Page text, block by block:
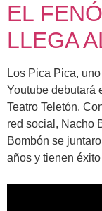
EL
LLEGA
Los Pica Pica,
Youtube debutará
Teatro Teletón.
red social, Nacho
Bombón se
años y tienen